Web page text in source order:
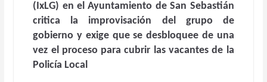
(IxLG) en el Ayuntamiento de San Sebastián
critica la improvisación del grupo de
gobierno y exige que se desbloquee de una
vez el proceso para cubrir las vacantes de la
Policía Local